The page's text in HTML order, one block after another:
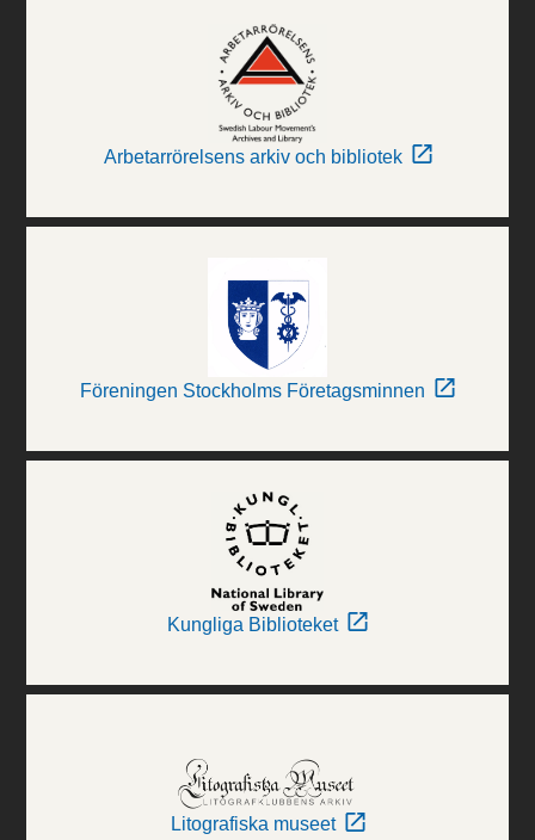
Arbetarrörelsens arkiv och bibliotek
Föreningen Stockholms Företagsminnen
Kungliga Biblioteket
Litografiska museet